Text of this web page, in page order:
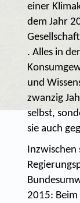
einer
dem Jahr
. Alles in
und
zwanzig
selbst,
sie auch
Inzwischen
2015: Beim